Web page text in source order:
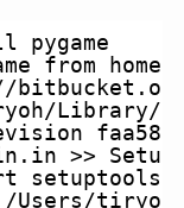
pygame
from
Library/
>> Setup
tiryoh/